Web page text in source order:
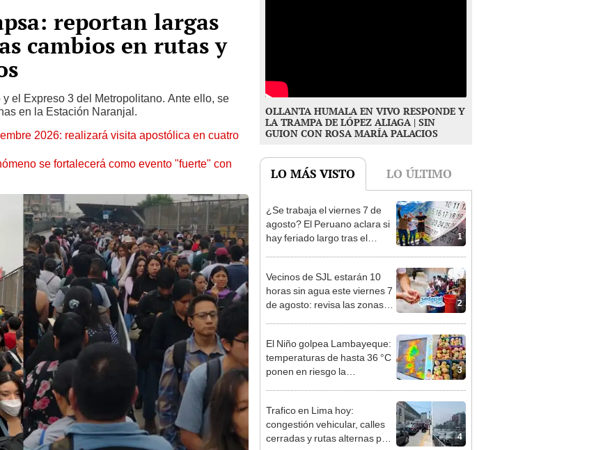
reportan largas
cambios en rutas y
el Expreso 3 del Metropolitano. Ante ello, se
en la Estación Naranjal.
2026: realizará visita apostólica en cuatro
se fortalecerá como evento "fuerte" con
OLLANTA HUMALA EN VIVO RESPONDE Y
LA TRAMPA DE LÓPEZ ALIAGA | SIN
GUION CON ROSA MARÍA PALACIOS
LO MÁS VISTO LO ÚLTIMO
1
¿Se trabaja el viernes 7 de
agosto? El Peruano aclara si
hay feriado largo tras el
2
Vecinos de SJL estarán 10
horas sin agua este viernes 7
de agosto: revisa las zonas
3
El Niño golpea Lambayeque:
temperaturas de hasta 36 °C
ponen en riesgo la
4
Trafico en Lima hoy:
congestión vehicular, calles
cerradas y rutas alternas por